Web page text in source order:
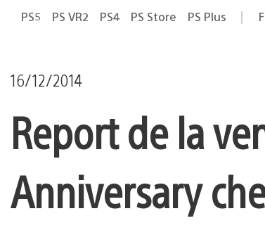
PS5 PS VR2 PS4 PS Store PS Plus
16/12/2014
Report de la
Anniversary